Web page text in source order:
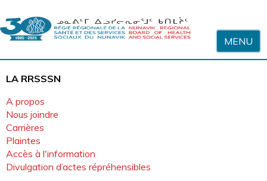
MENU
LA RRSSSN
A propos
Nous joindre
Carrières
Plaintes
Accès à l'information
Divulgation d’actes répréhensibles